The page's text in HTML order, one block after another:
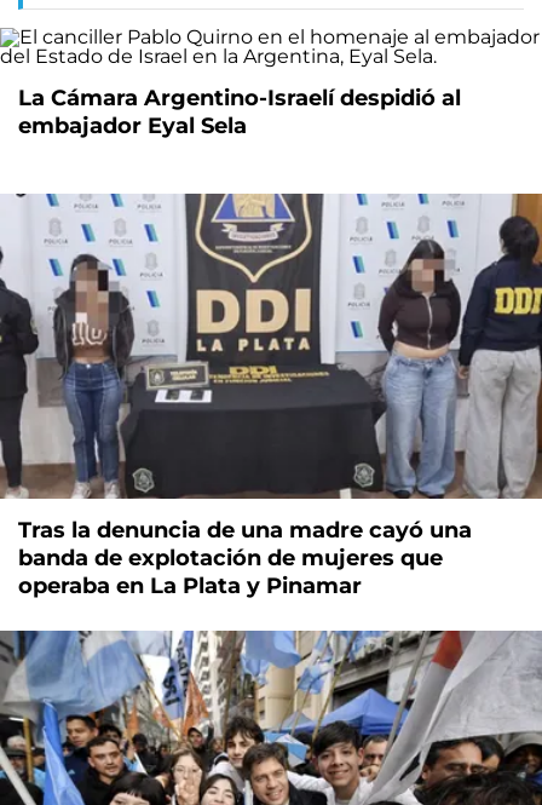
La Cámara Argentino-Israelí despidió al
embajador Eyal Sela
Tras la denuncia de una madre cayó una
banda de explotación de mujeres que
operaba en La Plata y Pinamar